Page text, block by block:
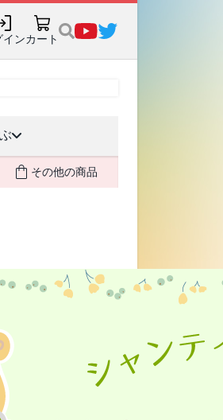
インカート
その他の商品